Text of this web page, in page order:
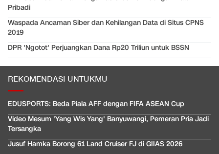
Pribadi
Waspada Ancaman Siber dan Kehilangan Data di Situs CPNS
2019
DPR 'Ngotot' Perjuangkan Dana Rp20 Triliun untuk BSSN
REKOMENDASI UNTUKMU
EDUSPORTS: Beda Piala AFF dengan FIFA ASEAN Cup
Video Mesum 'Yang Wis Yang' Banyuwangi, Pemeran Pria Jadi
Tersangka
Jusuf Hamka Borong 61 Land Cruiser FJ di GIIAS 2026